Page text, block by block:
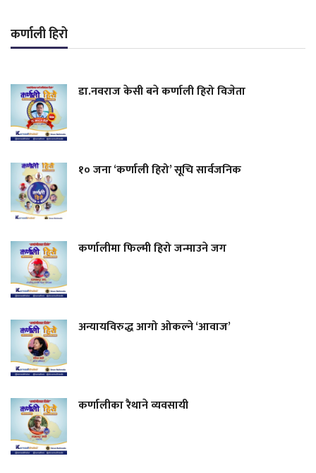
कर्णाली हिरो
डा.नवराज केसी बने कर्णाली हिरो विजेता
१० जना ‘कर्णाली हिरो’ सूचि सार्वजनिक
कर्णालीमा फिल्मी हिरो जन्माउने जग
अन्यायविरुद्ध आगो ओकल्ने ‘आवाज’
कर्णालीका रैथाने व्यवसायी